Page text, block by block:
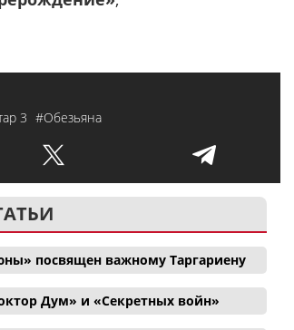
3 #Обезьяна
посвящен важному Таргариену
Дум» и «Секретных войн»